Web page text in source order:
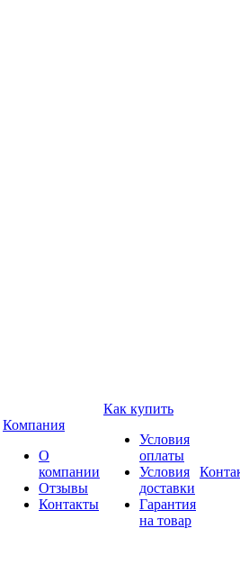
Компания
О
компании
Отзывы
Контакты
Как купить
Условия
оплаты
Условия
доставки
Гарантия
на товар